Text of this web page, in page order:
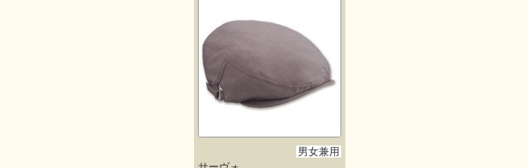
男女兼用